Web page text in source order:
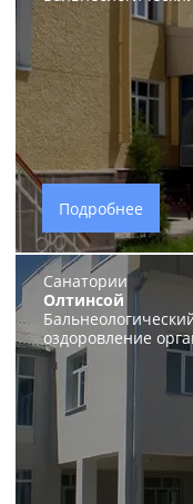
Подробнее
Санатории
Олтинсой
оздоровление